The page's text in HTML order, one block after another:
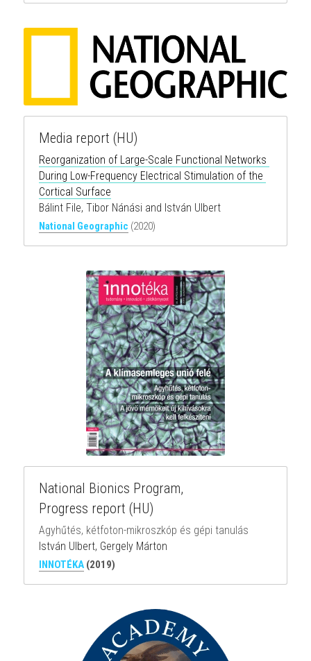
Media report (HU)
Reorganization of Large-Scale Functional Networks
During Low-Frequency Electrical Stimulation of the
Cortical Surface
Bálint File, Tibor Nánási and István Ulbert
National Geographic (2020)
National Bionics Program,
Progress report (HU)
Agyhűtés, kétfoton-mikroszkóp és gépi tanulás
István Ulbert, Gergely Márton
INNOTÉKA (2019)